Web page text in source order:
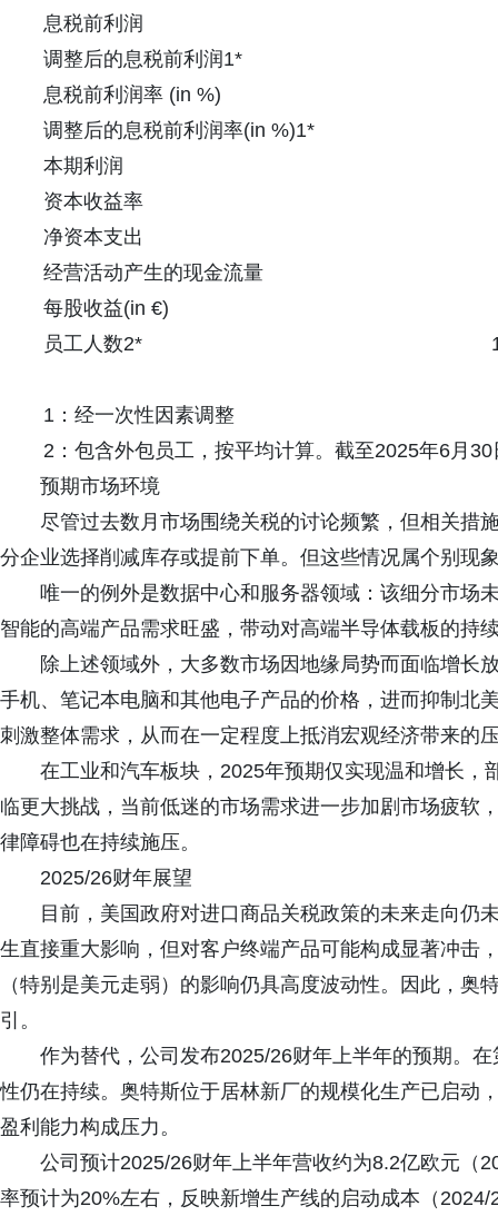
息税前利润
调整后的息税前利润1*
息税前利润率 (in %)
调整后的息税前利润率(in %)1*
本期利润
资本收益率
净资本支出
经营活动产生的现金流量
每股收益(in €)
员工人数2*
1：经一次性因素调整
2：包含外包员工，按平均计算。截至2025年6月
预期市场环境
尽管过去数月市场围绕关税的讨论频繁，但相关措
分企业选择削减库存或提前下单。但这些情况属个别现
唯一的例外是数据中心和服务器领域：该细分市场
智能的高端产品需求旺盛，带动对高端半导体载板的持
除上述领域外，大多数市场因地缘局势而面临增长
手机、笔记本电脑和其他电子产品的价格，进而抑制北
刺激整体需求，从而在一定程度上抵消宏观经济带来的
在工业和汽车板块，2025年预期仅实现温和增长
临更大挑战，当前低迷的市场需求进一步加剧市场疲软
律障碍也在持续施压。
2025/26财年展望
目前，美国政府对进口商品关税政策的未来走向仍
生直接重大影响，但对客户终端产品可能构成显著冲击
（特别是美元走弱）的影响仍具高度波动性。因此，
引。
作为替代，公司发布2025/26财年上半年的预期。
性仍在持续。奥特斯位于居林新厂的规模化生产已启动
盈利能力构成压力。
公司预计2025/26财年上半年营收约为8.2亿欧元（
率预计为20%左右，反映新增生产线的启动成本（